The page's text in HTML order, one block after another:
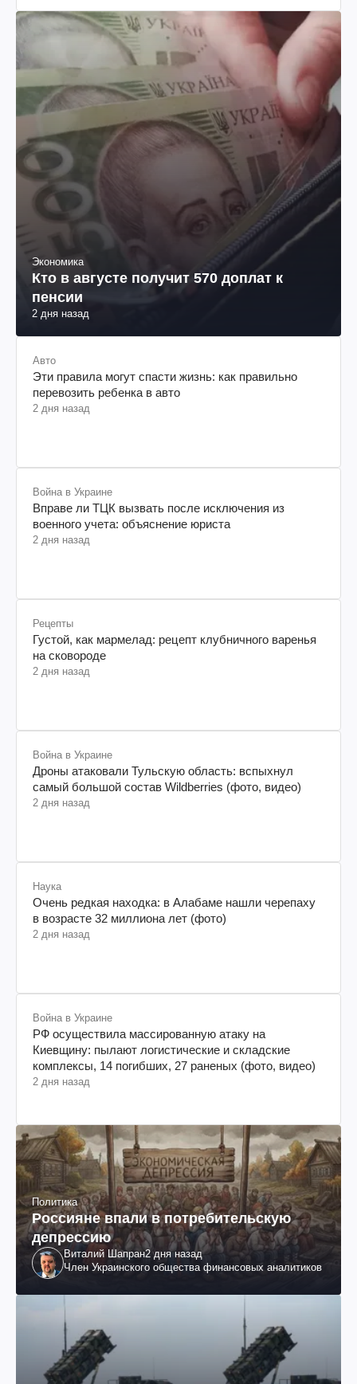
Экономика
Кто в августе получит 570 доплат к
пенсии
2 дня назад
Авто
Эти правила могут спасти жизнь: как правильно
перевозить ребенка в авто
2 дня назад
Война в Украине
Вправе ли ТЦК вызвать после исключения из
военного учета: объяснение юриста
2 дня назад
Рецепты
Густой, как мармелад: рецепт клубничного варенья
на сковороде
2 дня назад
Война в Украине
Дроны атаковали Тульскую область: вспыхнул
самый большой состав Wildberries (фото, видео)
2 дня назад
Наука
Очень редкая находка: в Алабаме нашли черепаху
в возрасте 32 миллиона лет (фото)
2 дня назад
Война в Украине
РФ осуществила массированную атаку на
Киевщину: пылают логистические и складские
комплексы, 14 погибших, 27 раненых (фото, видео)
2 дня назад
Политика
Россияне впали в потребительскую
депрессию
Виталий Шапран2 дня назад
Член Украинского общества финансовых аналитиков